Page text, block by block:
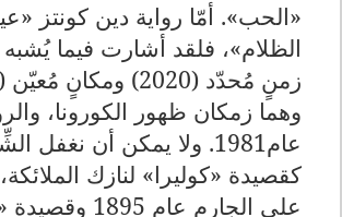
«الحب». أمّا رواية دين كونتز
الظلام»، فلقد أشارت فيما يُشبه
زمنٍ مُحدّد (2020) ومكانٍ
وهما زمكان ظهور الكورونا،
عام1981. ولا يمكن أن نغفل
كقصيدة «كوليرا» لنازك
علي الجارم عام